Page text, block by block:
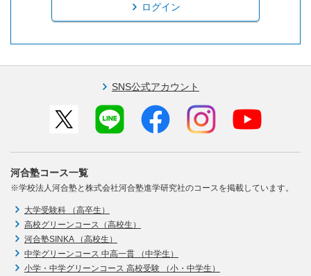
ログイン
SNS公式アカウント
河合塾コース一覧
※学校法人河合塾と株式会社河合塾進学研究社のコースを掲載しています。
大学受験科 （高卒生）
高校グリーンコース（高校生）
河合塾SINKA （高校生）
中学グリーンコース 中高一貫 （中学生）
小学・中学グリーンコース 高校受験 （小・中学生）